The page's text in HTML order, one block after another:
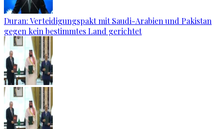
Duran: Verteidigungspakt mit Saudi-Arabien und Pakistan
gegen kein bestimmtes Land gerichtet